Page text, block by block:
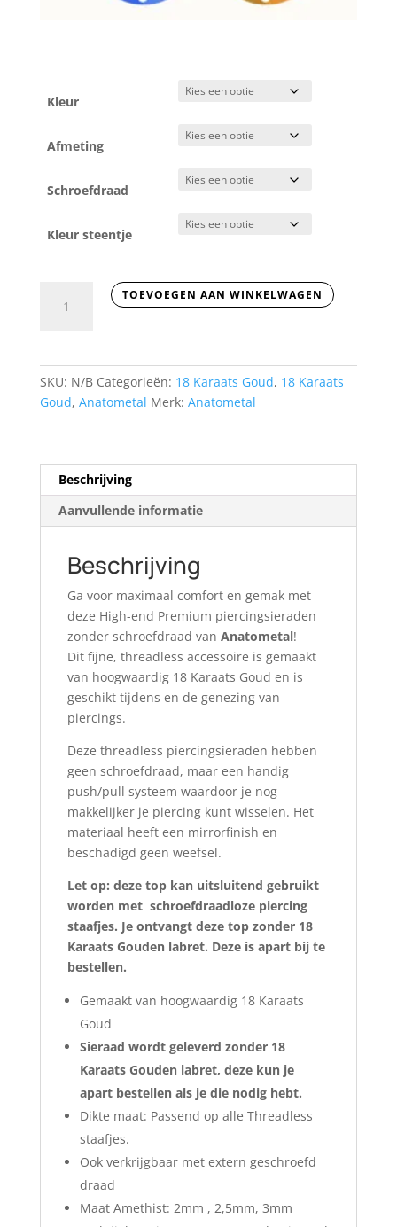
Kleur
Afmeting
Schroefdraad
Kleur steentje
aantal
TOEVOEGEN AAN WINKELWAGEN
SKU: N/B Categorieën: 18 Karaats Goud, 18 Karaats
Goud, Anatometal Merk: Anatometal
Beschrijving
Aanvullende informatie
Beschrijving
Ga voor maximaal comfort en gemak met
deze High-end Premium piercingsieraden
zonder schroefdraad van Anatometal!
Dit fijne, threadless accessoire is gemaakt
van hoogwaardig 18 Karaats Goud en is
geschikt tijdens en de genezing van
piercings.
Deze threadless piercingsieraden hebben
geen schroefdraad, maar een handig
push/pull systeem waardoor je nog
makkelijker je piercing kunt wisselen. Het
materiaal heeft een mirrorfinish en
beschadigd geen weefsel.
Let op: deze top kan uitsluitend gebruikt
worden met schroefdraadloze piercing
staafjes. Je ontvangt deze top zonder 18
Karaats Gouden labret. Deze is apart bij te
bestellen.
Gemaakt van hoogwaardig 18 Karaats
Goud
Sieraad wordt geleverd zonder 18
Karaats Gouden labret, deze kun je
apart bestellen als je die nodig hebt.
Dikte maat: Passend op alle Threadless
staafjes.
Ook verkrijgbaar met extern geschroefd
draad
Maat Amethist: 2mm , 2,5mm, 3mm